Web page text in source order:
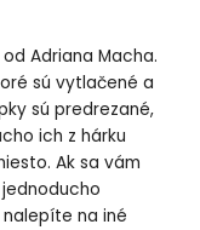
Adriana Macha.
sú vytlačené a
sú predrezané,
ich z hárku
Ak sa vám
na iné